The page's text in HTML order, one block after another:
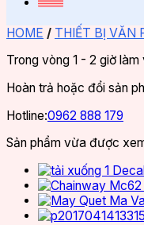
HOME / THIẾT BỊ VĂN
Trong vòng 1 - 2 giờ
Hoàn trả hoặc đổi sản
Hotline:0962 888 179
Sản phẩm vừa được